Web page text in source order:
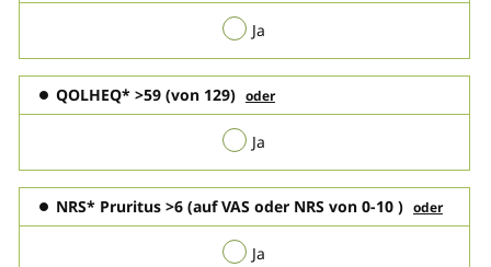
Ja
QOLHEQ* >59 (von 129) oder
Ja
NRS* Pruritus >6 (auf VAS oder NRS von 0-10 ) oder
Ja